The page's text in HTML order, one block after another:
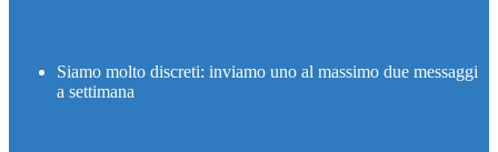
Siamo molto discreti: inviamo uno al massimo due messaggi
a settimana